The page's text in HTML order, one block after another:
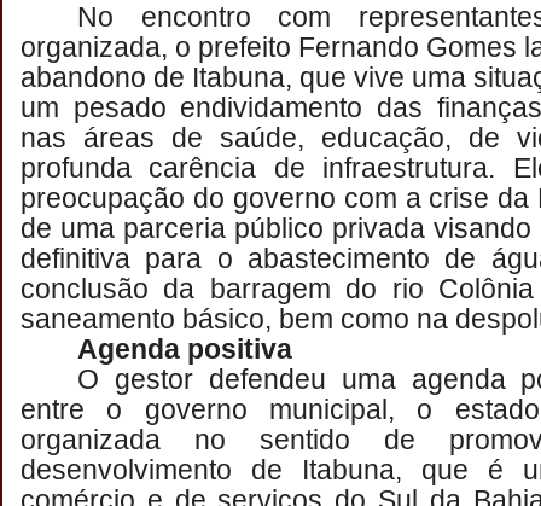
No encontro com
organizada, o prefeito Fernando Gomes
abandono de Itabuna, que vive uma
um pesado endividamento das
nas áreas de saúde, educação, de
profunda carência de infraestrutura.
preocupação do governo com a crise da
de uma parceria público privada
definitiva para o abastecimento de
conclusão da barragem do rio
saneamento básico, bem como na
Agenda positiva
O gestor defendeu uma agenda
entre o governo municipal, o
organizada no sentido de
desenvolvimento de Itabuna, que é